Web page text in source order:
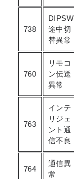
738
DIPSW
途中切
替異常
760
リモコ
ン伝送
異常
763
インテ
リジェ
ント通
信不良
764
通信異
常